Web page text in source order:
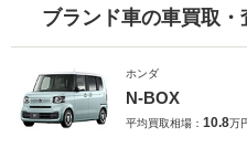
ブランド車の車買取・
ホンダ
N-BOX
平均買取相場： 10.8万